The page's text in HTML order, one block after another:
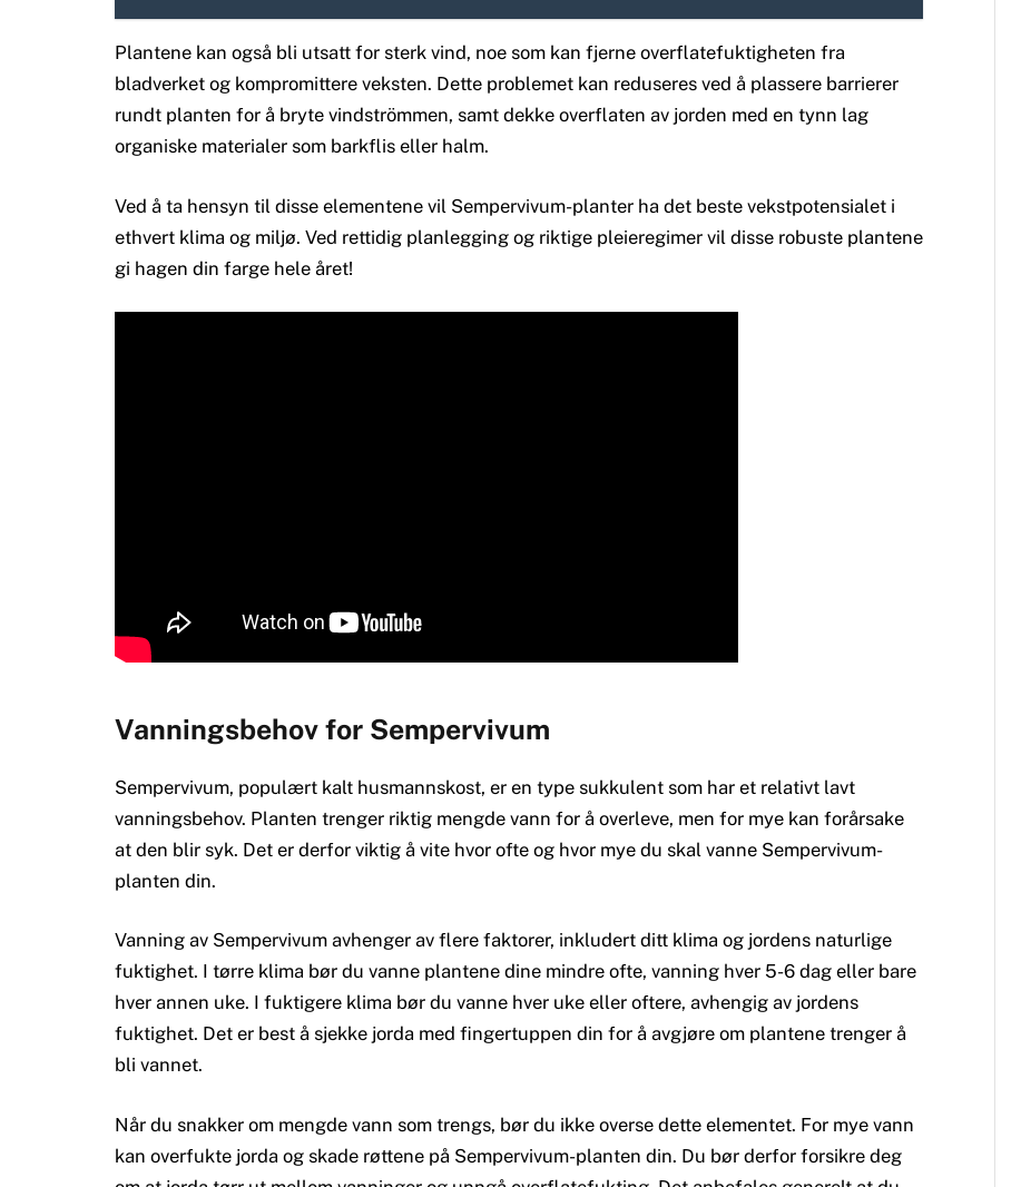
Plantene kan også bli utsatt for sterk vind, noe som kan fjerne overflatefuktigheten fra
bladverket og kompromittere veksten. Dette problemet kan reduseres ved å plassere barrierer
rundt planten for å bryte vindströmmen, samt dekke overflaten av jorden med en tynn lag
organiske materialer som barkflis eller halm.
Ved å ta hensyn til disse elementene vil Sempervivum-planter ha det beste vekstpotensialet i
ethvert klima og miljø. Ved rettidig planlegging og riktige pleieregimer vil disse robuste plantene
gi hagen din farge hele året!
Vanningsbehov for Sempervivum
Sempervivum, populært kalt husmannskost, er en type sukkulent som har et relativt lavt
vanningsbehov. Planten trenger riktig mengde vann for å overleve, men for mye kan forårsake
at den blir syk. Det er derfor viktig å vite hvor ofte og hvor mye du skal vanne Sempervivum-
planten din.
Vanning av Sempervivum avhenger av flere faktorer, inkludert ditt klima og jordens naturlige
fuktighet. I tørre klima bør du vanne plantene dine mindre ofte, vanning hver 5-6 dag eller bare
hver annen uke. I fuktigere klima bør du vanne hver uke eller oftere, avhengig av jordens
fuktighet. Det er best å sjekke jorda med fingertuppen din for å avgjøre om plantene trenger å
bli vannet.
Når du snakker om mengde vann som trengs, bør du ikke overse dette elementet. For mye vann
kan overfukte jorda og skade røttene på Sempervivum-planten din. Du bør derfor forsikre deg